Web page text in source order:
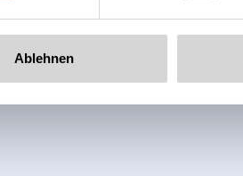
Ablehnen